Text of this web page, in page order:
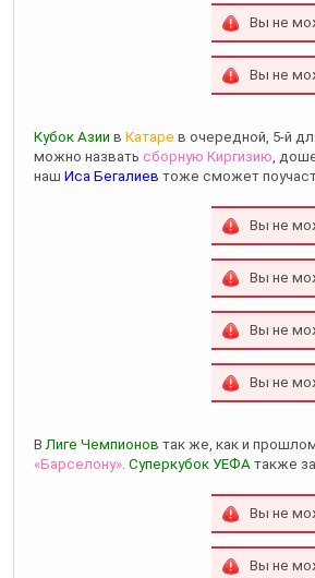
Вы не
Вы не
Кубок Азии в Катаре в очередной, 5-й
можно назвать сборную Киргизию,
наш Иса Бегалиев тоже сможет
Вы не
Вы не
Вы не
Вы не
ВЛиге Чемпионов так же, как и
«Барселону». Суперкубок УЕФА также
Вы не
Вы не